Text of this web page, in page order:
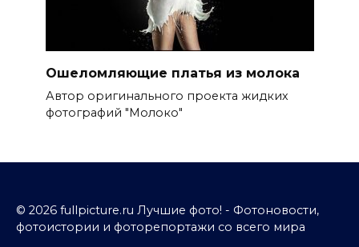
Ошеломляющие платья из молока
Автор оригинального проекта жидких
фотографий "Молоко"
© 2026 fullpicture.ru Лучшие фото! - Фотоновости,
фотоистории и фоторепортажи со всего мира